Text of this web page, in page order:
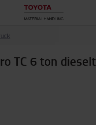
TC 6 ton